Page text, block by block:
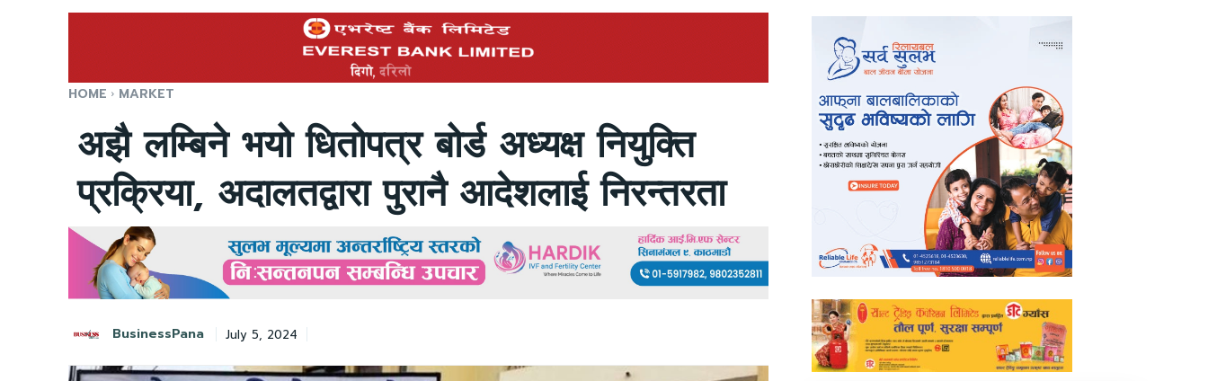
HOME MARKET
अझै लम्बिने भयो धितोपत्र बोर्ड अध्यक्ष नियुक्ति
प्रक्रिया, अदालतद्वारा पुरानै आदेशलाई निरन्तरता
BusinessPana July 5, 2024